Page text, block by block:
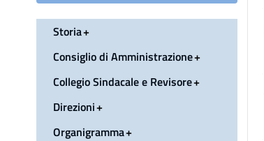
Storia
Consiglio di Amministrazione
Collegio Sindacale e Revisore
Direzioni
Organigramma